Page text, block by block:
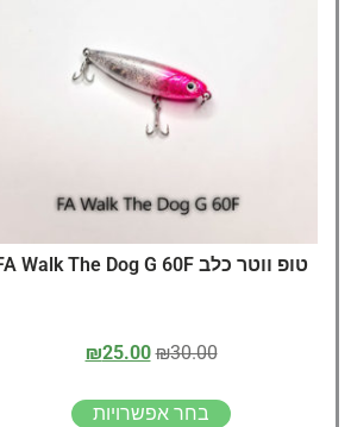
טופ ווטר כלב FA Walk The Dog G 60F
₪30.00
₪25.00
בחר אפשרויות